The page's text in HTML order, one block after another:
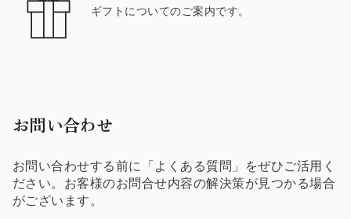
ギフトについてのご案内です。
お問い合わせ
お問い合わせする前に「よくある質問」をぜひご活用く
ださい。お客様のお問合せ内容の解決策が見つかる場合
がございます。